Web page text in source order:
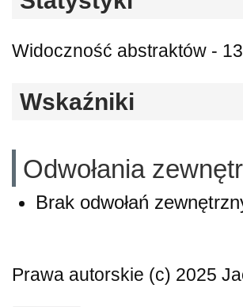
Widoczność abstraktów -
Wskaźniki
Odwołania
Brak odwołań
Prawa autorskie (c) 2025